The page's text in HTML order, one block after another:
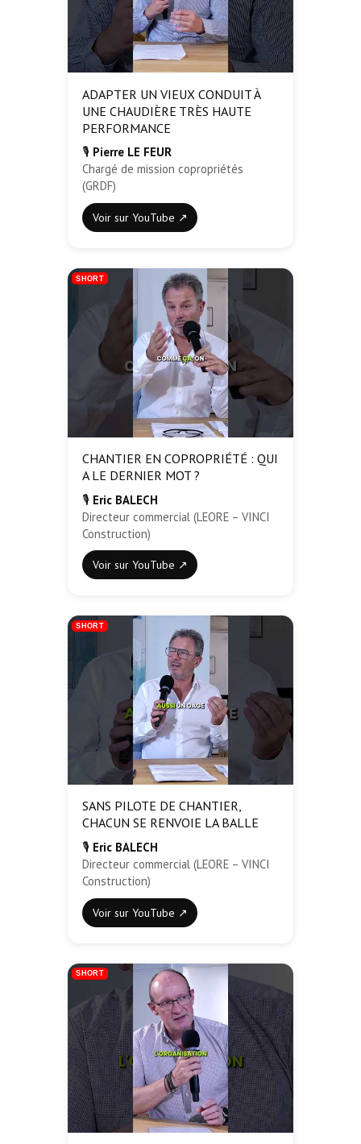
ADAPTER UN VIEUX CONDUIT À
UNE CHAUDIÈRE TRÈS HAUTE
PERFORMANCE
🎙️ Pierre LE FEUR
Chargé de mission copropriétés
(GRDF)
Voir sur YouTube ↗
SHORT
CHANTIER EN COPROPRIÉTÉ : QUI
A LE DERNIER MOT ?
🎙️ Eric BALECH
Directeur commercial (LEORE – VINCI
Construction)
Voir sur YouTube ↗
SHORT
SANS PILOTE DE CHANTIER,
CHACUN SE RENVOIE LA BALLE
🎙️ Eric BALECH
Directeur commercial (LEORE – VINCI
Construction)
Voir sur YouTube ↗
SHORT